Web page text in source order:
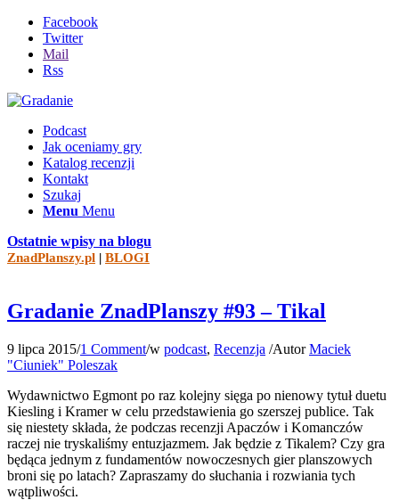
Facebook
Twitter
Mail
Rss
Podcast
Jak oceniamy gry
Katalog recenzji
Kontakt
Szukaj
Menu Menu
Ostatnie wpisy na blogu
ZnadPlanszy.pl | BLOGI
Gradanie ZnadPlanszy #93 – Tikal
9 lipca 2015/1 Comment/w podcast, Recenzja /AutorMaciek
"Ciuniek" Poleszak
Wydawnictwo Egmont po raz kolejny sięga po nienowy tytuł duetu
Kiesling i Kramer w celu przedstawienia go szerszej publice. Tak
się niestety składa, że podczas recenzji Apaczów i Komanczów
raczej nie tryskaliśmy entuzjazmem. Jak będzie z Tikalem? Czy gra
będąca jednym z fundamentów nowoczesnych gier planszowych
broni się po latach? Zapraszamy do słuchania i rozwiania tych
wątpliwości.